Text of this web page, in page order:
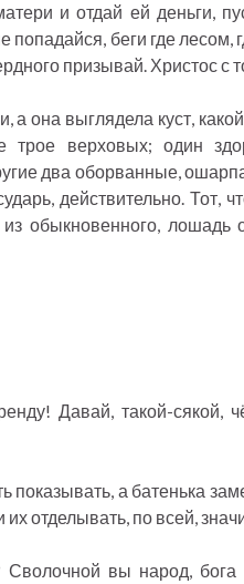
и отдай ей деньги,
попадайся, беги где лесом,
призывай. Христос с
а она выглядела куст,
трое верховых; один
два оборванные,
действительно. Тот,
обыкновенного, лошадь
Давай, такой-сякой,
а батенька
отделывать, по всей,
вы народ,